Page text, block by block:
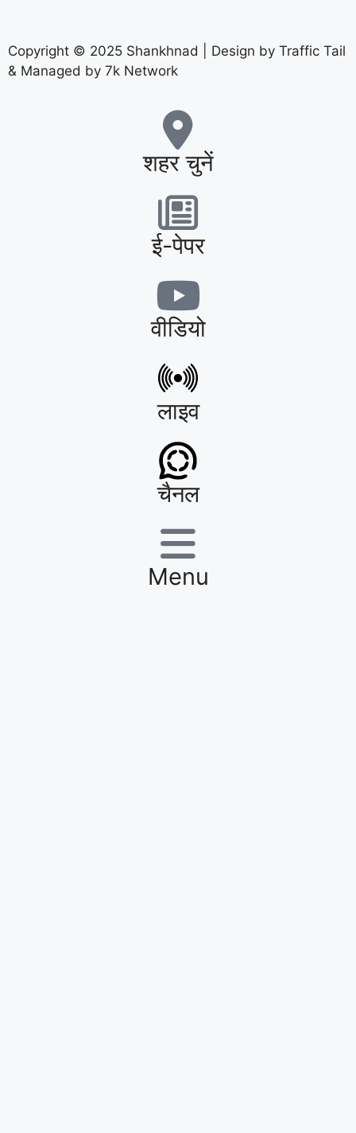
Copyright © 2025 Shankhnad | Design by Traffic Tail
& Managed by 7k Network
शहर चुनें
ई-पेपर
वीडियो
लाइव
चैनल
Menu